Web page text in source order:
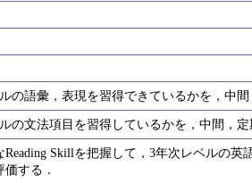
の語彙，表現を習得できているかを，中
の文法項目を習得しているかを，中間，
Reading Skillを把握して，3年次レベルの
する．